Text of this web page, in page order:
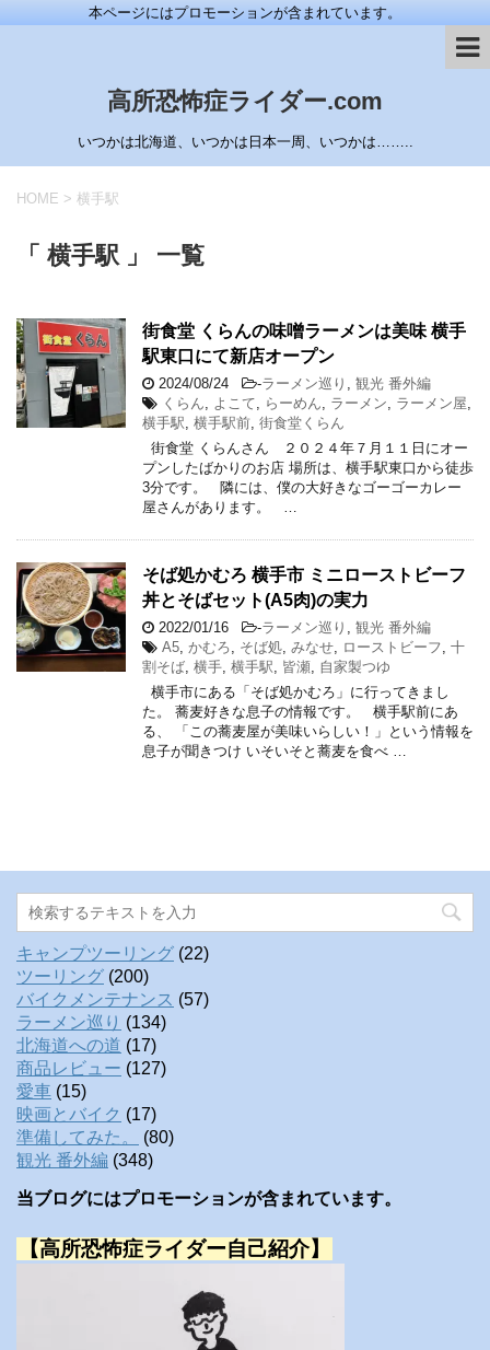
本ページにはプロモーションが含まれています。
高所恐怖症ライダー.com
いつかは北海道、いつかは日本一周、いつかは……..
HOME > 横手駅
「 横手駅 」 一覧
街食堂 くらんの味噌ラーメンは美味 横手
駅東口にて新店オープン
2024/08/24 -ラーメン巡り
観光 番外編
くらん
よこて らーめん ラーメン ラーメン屋
横手駅 横手駅前 街食堂くらん
街食堂 くらんさん ２０２４年７月１１日にオー
プンしたばかりのお店 場所は、横手駅東口から徒歩
3分です。 隣には、僕の大好きなゴーゴーカレー
屋さんがあります。 …
そば処かむろ 横手市 ミニローストビーフ
丼とそばセット(A5肉)の実力
2022/01/16 -ラーメン巡り
観光 番外編
A5 かむろ そば処 みなせ ローストビーフ 十
割そば 横手 横手駅 皆瀬 自家製つゆ
横手市にある「そば処かむろ」に行ってきまし
た。 蕎麦好きな息子の情報です。 横手駅前にあ
る、 「この蕎麦屋が美味いらしい！」という情報を
息子が聞きつけ いそいそと蕎麦を食べ …
キャンプツーリング (22)
ツーリング (200)
バイクメンテナンス (57)
ラーメン巡り (134)
北海道への道 (17)
商品レビュー (127)
愛車 (15)
映画とバイク (17)
準備してみた。
(80)
観光 番外編 (348)
当ブログにはプロモーションが含まれています。
【高所恐怖症ライダー自己紹介】